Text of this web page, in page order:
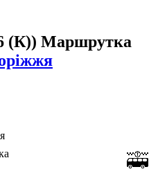
(К)) Маршрутка